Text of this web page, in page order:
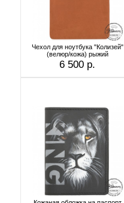
Чехол для ноутбука "Колизей"
(велюр/кожа) рыжий
6 500 р.